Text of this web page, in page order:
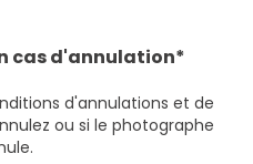
cas d'annulation*
d'annulations et de
ou si le photographe